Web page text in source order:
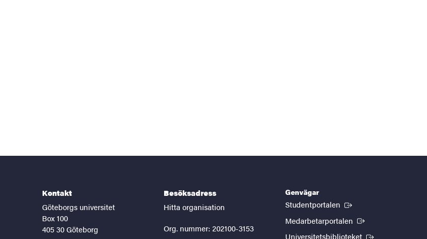
Kontakt
Göteborgs universitet
Box 100
405 30 Göteborg
Besöksadress
Hitta organisation
Org. nummer: 202100-3153
Genvägar
Studentportalen (Extern länk)
Medarbetarportalen (Extern länk)
Universitetsbiblioteket (Extern länk)